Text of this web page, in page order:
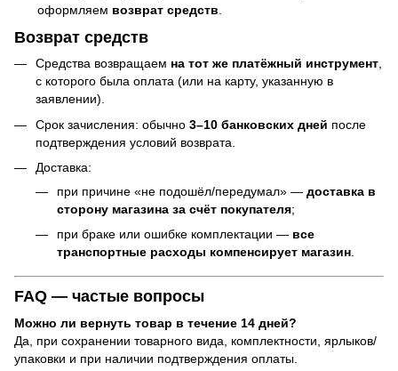
оформляем возврат средств
Возврат средств
Средства возвращаем на тот же платёжный инструмент
с которого была оплата (или на карту, указанную в
заявлении).
Срок зачисления: обычно 3–10 банковских дней после
подтверждения условий возврата.
Доставка:
при причине «не подошёл/передумал» — доставка в
сторону магазина за счёт покупателя;
при браке или ошибке комплектации — все
транспортные расходы компенсирует магазин.
FAQ — частые вопросы
Можно ли вернуть товар в течение 14 дней?
Да, при сохранении товарного вида, комплектности, ярлыков/
упаковки и при наличии подтверждения оплаты.